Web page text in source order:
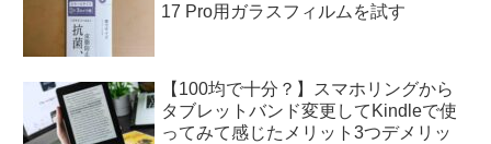
17 Pro用ガラスフィルムを試す
【100均で十分？】スマホリングから
タブレットバンド変更してKindleで使
ってみて感じたメリット3つデメリッ